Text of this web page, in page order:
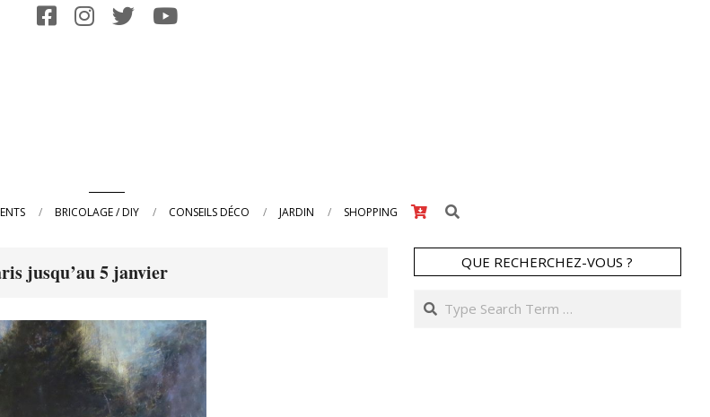
BRICOLAGE / DIY CONSEILS DÉCO JARDIN SHOPPING Search
jusqu’au 5 janvier QUE RECHERCHEZ-VOUS ?
Search